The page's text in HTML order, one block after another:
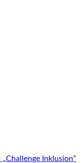
Inklusion“